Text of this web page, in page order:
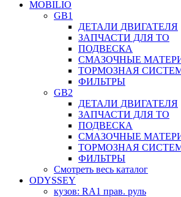
MOBILIO
GB1
ДЕТАЛИ ДВИГАТЕЛЯ
ЗАПЧАСТИ ДЛЯ ТО
ПОДВЕСКА
СМАЗОЧНЫЕ
ТОРМОЗНАЯ
ФИЛЬТРЫ
GB2
ДЕТАЛИ ДВИГАТЕЛЯ
ЗАПЧАСТИ ДЛЯ ТО
ПОДВЕСКА
СМАЗОЧНЫЕ
ТОРМОЗНАЯ
ФИЛЬТРЫ
Смотреть весь каталог
ODYSSEY
кузов: RA1 прав. руль